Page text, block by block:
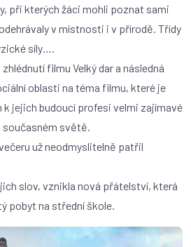
při kterých žáci mohli poznat sami
v místnosti i v přírodě. Třídy
síly….
filmu Velký dar a následná
oblasti na téma filmu, které je
k jejich budoucí profesi velmi zajímavé
současném světě.
už neodmyslitelně patřil
slov, vznikla nová přátelství, která
pobyt na střední škole.